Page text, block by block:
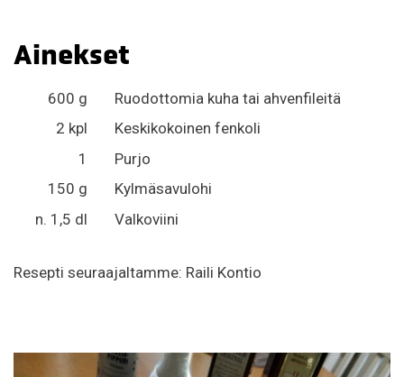
Ainekset
600 g
Ruodottomia kuha tai ahvenfileitä
2 kpl
Keskikokoinen fenkoli
1
Purjo
150 g
Kylmäsavulohi
n. 1,5 dl
Valkoviini
Resepti seuraajaltamme: Raili Kontio